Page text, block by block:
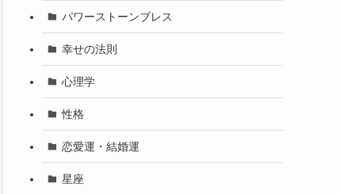
パワーストーンブレス
幸せの法則
心理学
性格
恋愛運・結婚運
星座